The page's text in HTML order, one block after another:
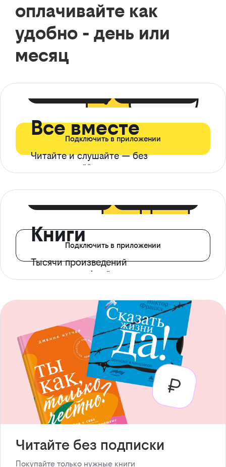
оплачивайте как
удобно - день или
месяц
Все вместе
Читайте и слушайте — без
ограничений*
Подключить в приложении
Книги
Тысячи произведений
с доступом офлайн
Подключить в приложении
Читайте без подписки
Покупайте только нужные книги